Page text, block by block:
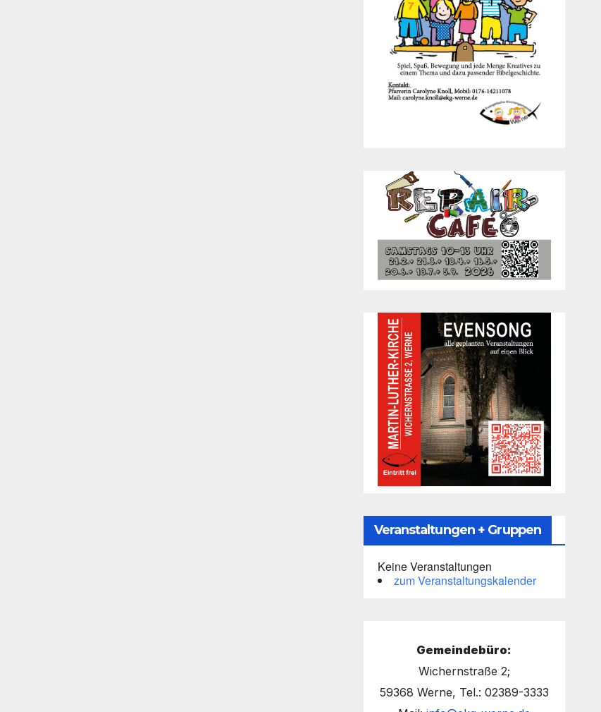
Veranstaltungen + Gruppen
Keine Veranstaltungen
zum Veranstaltungskalender
Gemeindebüro:
Wichernstraße 2;
59368 Werne, Tel.: 02389-3333